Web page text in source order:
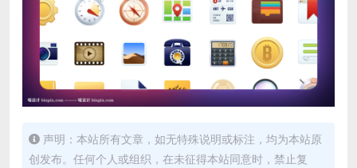
声明：本站所有文章，如无特殊说明或标注，均为本站原
创发布。任何个人或组织，在未征得本站同意时，禁止复